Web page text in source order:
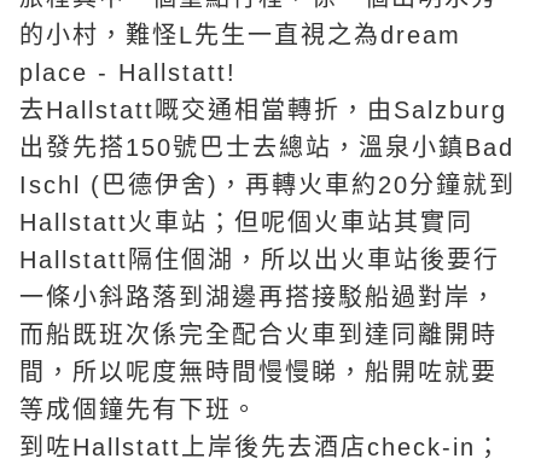
的小村，難怪L先生一直視之為dream
place - Hallstatt!
去Hallstatt嘅交通相當轉折，由Salzburg
出發先搭150號巴士去總站，溫泉小鎮Bad
Ischl (巴德伊舍)，再轉火車約20分鐘就到
Hallstatt火車站；但呢個火車站其實同
Hallstatt隔住個湖，所以出火車站後要行
一條小斜路落到湖邊再搭接駁船過對岸，
而船既班次係完全配合火車到達同離開時
間，所以呢度無時間慢慢睇，船開咗就要
等成個鐘先有下班。
到咗Hallstatt上岸後先去酒店check-in；